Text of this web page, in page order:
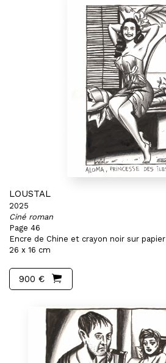
LOUSTAL
2025
Ciné roman
Page 46
Encre de Chine et crayon noir sur papier
26 x 16 cm
900 €